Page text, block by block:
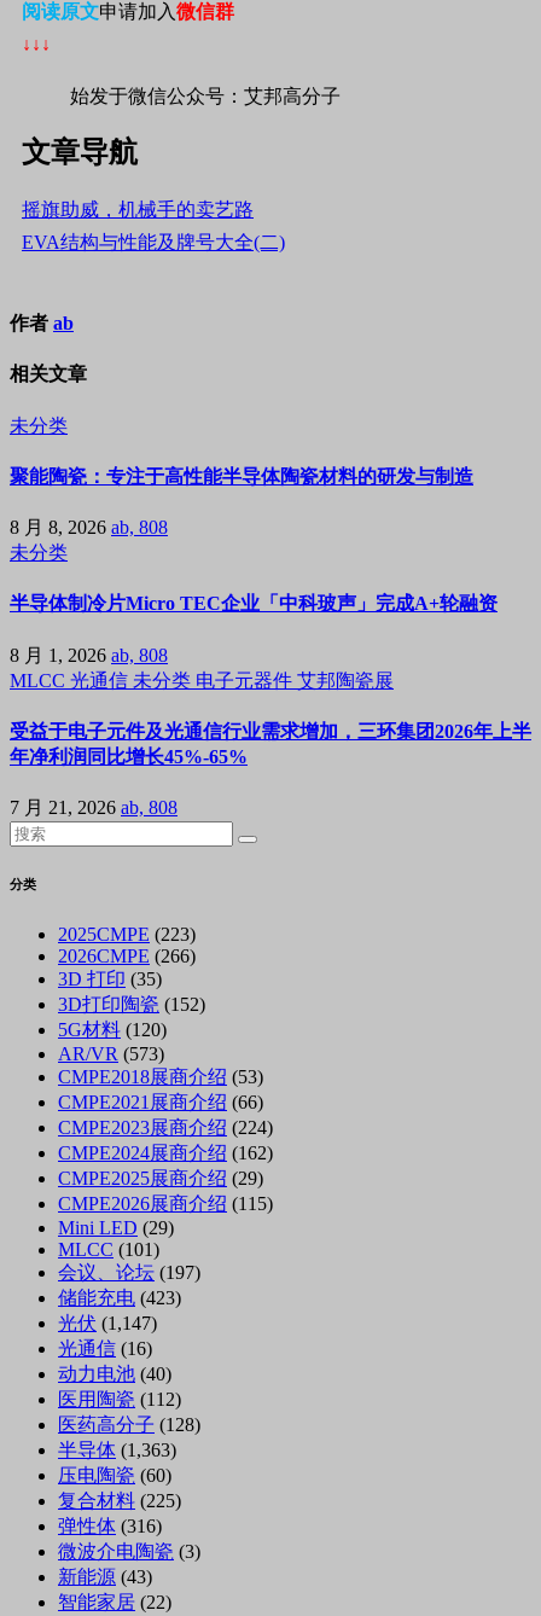
阅读原文申请加入微信群
↓↓↓
始发于微信公众号：艾邦高分子
文章导航
摇旗助威，机械手的卖艺路
EVA结构与性能及牌号大全(二)
作者 ab
相关文章
未分类
聚能陶瓷：专注于高性能半导体陶瓷材料的研发与制造
8 月 8, 2026 ab, 808
未分类
半导体制冷片Micro TEC企业「中科玻声」完成A+轮融资
8 月 1, 2026 ab, 808
MLCC 光通信 未分类 电子元器件 艾邦陶瓷展
受益于电子元件及光通信行业需求增加，三环集团2026年上半
年净利润同比增长45%-65%
7 月 21, 2026 ab, 808
分类
2025CMPE (223)
2026CMPE (266)
3D 打印 (35)
3D打印陶瓷 (152)
5G材料 (120)
AR/VR (573)
CMPE2018展商介绍 (53)
CMPE2021展商介绍 (66)
CMPE2023展商介绍 (224)
CMPE2024展商介绍 (162)
CMPE2025展商介绍 (29)
CMPE2026展商介绍 (115)
Mini LED (29)
MLCC (101)
会议、论坛 (197)
储能充电 (423)
光伏 (1,147)
光通信 (16)
动力电池 (40)
医用陶瓷 (112)
医药高分子 (128)
半导体 (1,363)
压电陶瓷 (60)
复合材料 (225)
弹性体 (316)
微波介电陶瓷 (3)
新能源 (43)
智能家居 (22)